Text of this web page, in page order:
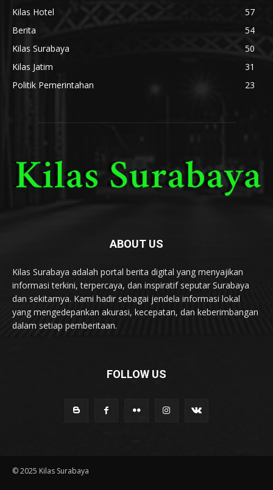
Kilas Hotel
57
Berita
54
Kilas Surabaya
50
Kilas Jatim
31
Politik Pemerintahan
23
ABOUT US
Kilas Surabaya adalah portal berita digital yang menyajikan
informasi terkini, terpercaya, dan inspiratif seputar Surabaya
dan sekitarnya. Kami hadir sebagai jendela informasi lokal
yang mengedepankan akurasi, kecepatan, dan keberimbangan
dalam setiap pemberitaan.
FOLLOW US
© 2025 Kilas Surabaya